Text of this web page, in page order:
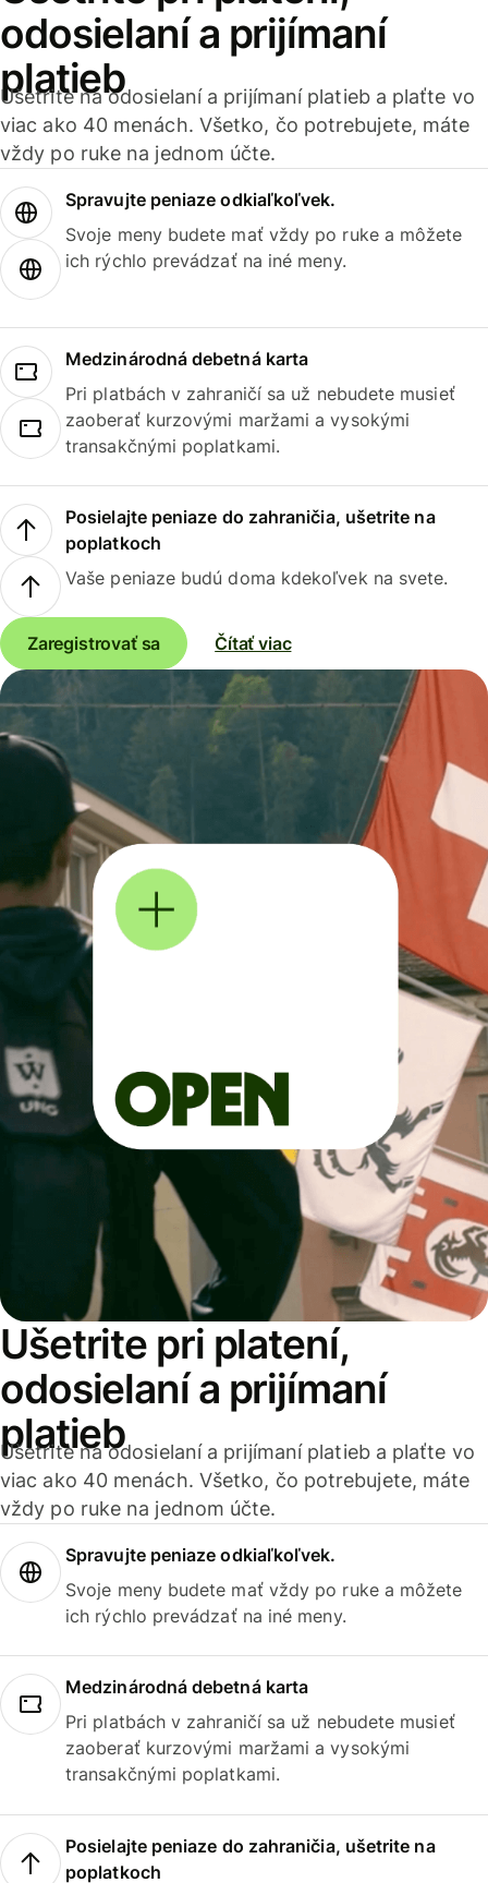
odosielaní a prijímaní
platieb
Ušetrite na odosielaní a prijímaní platieb a plaťte vo
viac ako 40 menách. Všetko, čo potrebujete, máte
vždy po ruke na jednom účte.
Spravujte peniaze odkiaľkoľvek.
Svoje meny budete mať vždy po ruke a môžete
ich rýchlo prevádzať na iné meny.
Medzinárodná debetná karta
Pri platbách v zahraničí sa už nebudete musieť
zaoberať kurzovými maržami a vysokými
transakčnými poplatkami.
Posielajte peniaze do zahraničia, ušetrite na
poplatkoch
Vaše peniaze budú doma kdekoľvek na svete.
Zaregistrovať sa Čítať viac
Ušetrite pri platení,
odosielaní a prijímaní
platieb
Ušetrite na odosielaní a prijímaní platieb a plaťte vo
viac ako 40 menách. Všetko, čo potrebujete, máte
vždy po ruke na jednom účte.
Spravujte peniaze odkiaľkoľvek.
Svoje meny budete mať vždy po ruke a môžete
ich rýchlo prevádzať na iné meny.
Medzinárodná debetná karta
Pri platbách v zahraničí sa už nebudete musieť
zaoberať kurzovými maržami a vysokými
transakčnými poplatkami.
Posielajte peniaze do zahraničia, ušetrite na
poplatkoch